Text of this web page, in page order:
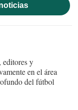
editores y
en el área
del fútbol